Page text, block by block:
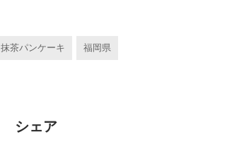
抹茶パンケーキ 福岡県
シェア